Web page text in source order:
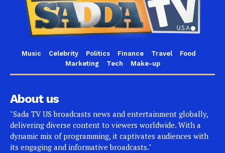
Music Celebrity Politics Finance Travel
Food
Marketing
Tech Make-up
About us
"Sada TV US broadcasts news and entertainment globally,
delivering diverse content to viewers worldwide. With a
dynamic mix of programming, it captivates audiences with
its engaging and informative broadcasts."